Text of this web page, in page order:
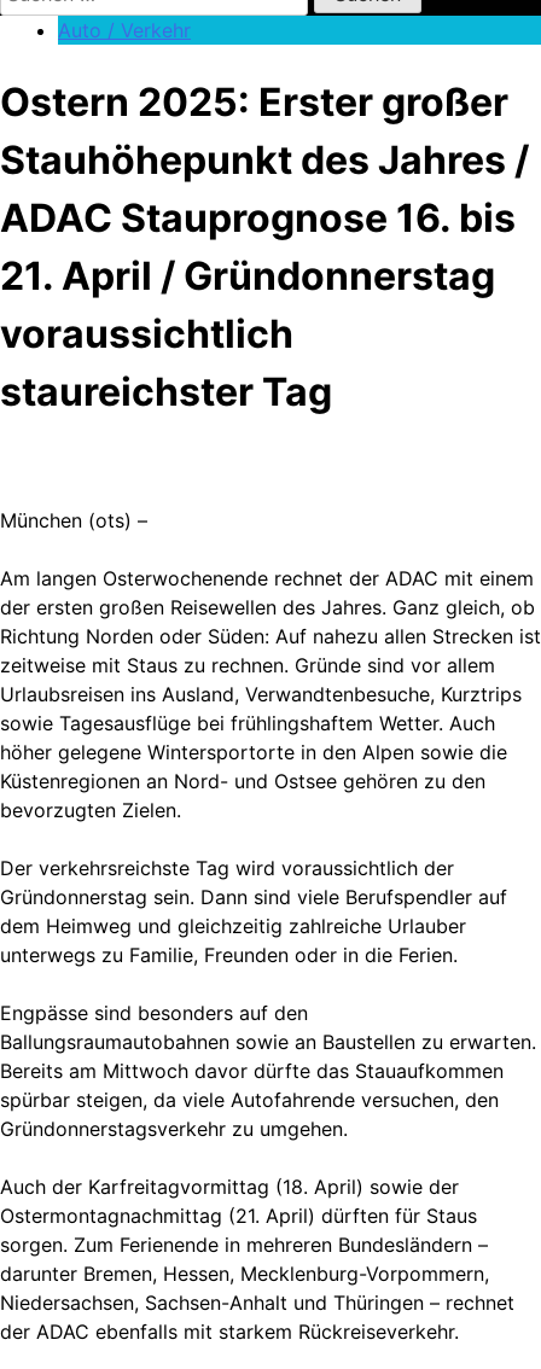
nach:
Auto / Verkehr
Ostern 2025: Erster großer
Stauhöhepunkt des Jahres /
ADAC Stauprognose 16. bis
21. April / Gründonnerstag
voraussichtlich
staureichster Tag
München (ots) –
Am langen Osterwochenende rechnet der ADAC mit einem
der ersten großen Reisewellen des Jahres. Ganz gleich, ob
Richtung Norden oder Süden: Auf nahezu allen Strecken ist
zeitweise mit Staus zu rechnen. Gründe sind vor allem
Urlaubsreisen ins Ausland, Verwandtenbesuche, Kurztrips
sowie Tagesausflüge bei frühlingshaftem Wetter. Auch
höher gelegene Wintersportorte in den Alpen sowie die
Küstenregionen an Nord- und Ostsee gehören zu den
bevorzugten Zielen.
Der verkehrsreichste Tag wird voraussichtlich der
Gründonnerstag sein. Dann sind viele Berufspendler auf
dem Heimweg und gleichzeitig zahlreiche Urlauber
unterwegs zu Familie, Freunden oder in die Ferien.
Engpässe sind besonders auf den
Ballungsraumautobahnen sowie an Baustellen zu erwarten.
Bereits am Mittwoch davor dürfte das Stauaufkommen
spürbar steigen, da viele Autofahrende versuchen, den
Gründonnerstagsverkehr zu umgehen.
Auch der Karfreitagvormittag (18. April) sowie der
Ostermontagnachmittag (21. April) dürften für Staus
sorgen. Zum Ferienende in mehreren Bundesländern –
darunter Bremen, Hessen, Mecklenburg-Vorpommern,
Niedersachsen, Sachsen-Anhalt und Thüringen – rechnet
der ADAC ebenfalls mit starkem Rückreiseverkehr.